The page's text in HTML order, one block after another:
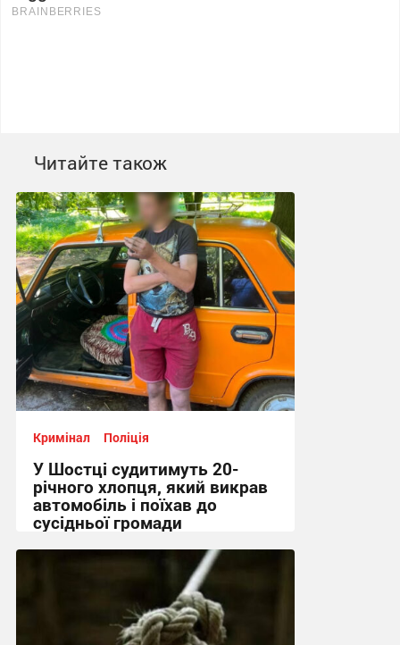
Читайте також
Кримінал Поліція
У Шостці судитимуть 20-
річного хлопця, який викрав
автомобіль і поїхав до
сусідньої громади